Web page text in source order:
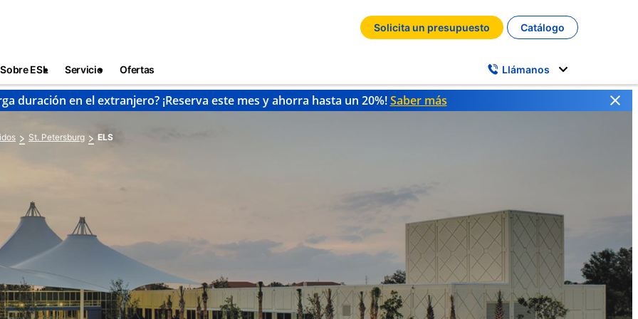
Solicita un presupuesto Catálogo
Sobre ESL Servicio Ofertas Llámanos
duración en el extranjero? ¡Reserva este mes y ahorra hasta un 20%!Saber más
St. Petersburg ELS